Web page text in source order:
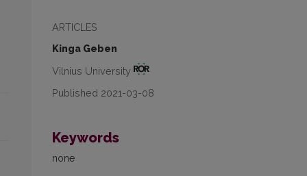
ARTICLES
Kinga Geben
Vilnius University
Published 2021-03-08
Keywords
none